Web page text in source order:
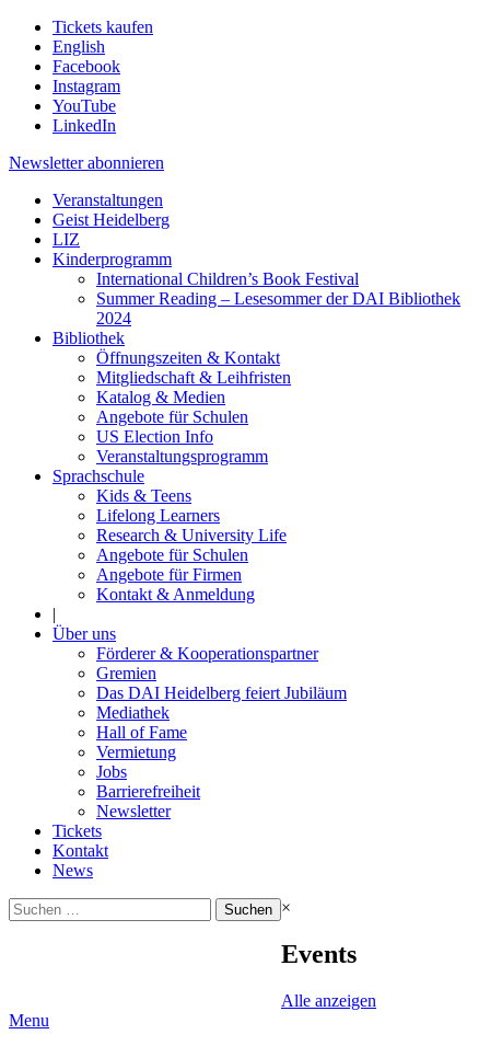
Tickets kaufen
English
Facebook
Instagram
YouTube
LinkedIn
Newsletter abonnieren
Veranstaltungen
Geist Heidelberg
LIZ
Kinderprogramm
International Children’s Book Festival
Summer Reading – Lesesommer der DAI Bibliothek
2024
Bibliothek
Öffnungszeiten & Kontakt
Mitgliedschaft & Leihfristen
Katalog & Medien
Angebote für Schulen
US Election Info
Veranstaltungsprogramm
Sprachschule
Kids & Teens
Lifelong Learners
Research & University Life
Angebote für Schulen
Angebote für Firmen
Kontakt & Anmeldung
|
Über uns
Förderer & Kooperationspartner
Gremien
Das DAI Heidelberg feiert Jubiläum
Mediathek
Hall of Fame
Vermietung
Jobs
Barrierefreiheit
Newsletter
Tickets
Kontakt
News
Suchen
nach:
×
Events
Alle anzeigen
Menu